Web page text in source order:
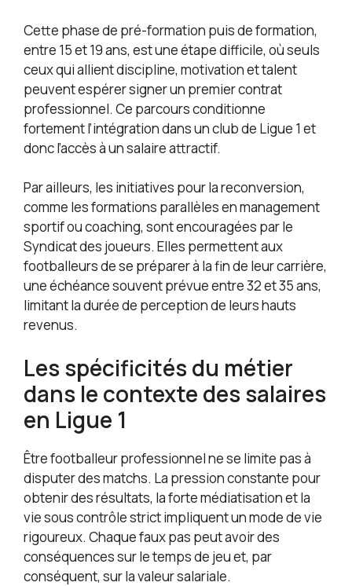
Cette phase de pré-formation puis de formation,
entre 15 et 19 ans, est une étape difficile, où seuls
ceux qui allient discipline, motivation et talent
peuvent espérer signer un premier contrat
professionnel. Ce parcours conditionne
fortement l’intégration dans un club de Ligue 1 et
donc l’accès à un salaire attractif.
Par ailleurs, les initiatives pour la reconversion,
comme les formations parallèles en management
sportif ou coaching, sont encouragées par le
Syndicat des joueurs. Elles permettent aux
footballeurs de se préparer à la fin de leur carrière,
une échéance souvent prévue entre 32 et 35 ans,
limitant la durée de perception de leurs hauts
revenus.
Les spécificités du métier
dans le contexte des salaires
en Ligue 1
Être footballeur professionnel ne se limite pas à
disputer des matchs. La pression constante pour
obtenir des résultats, la forte médiatisation et la
vie sous contrôle strict impliquent un mode de vie
rigoureux. Chaque faux pas peut avoir des
conséquences sur le temps de jeu et, par
conséquent, sur la valeur salariale.